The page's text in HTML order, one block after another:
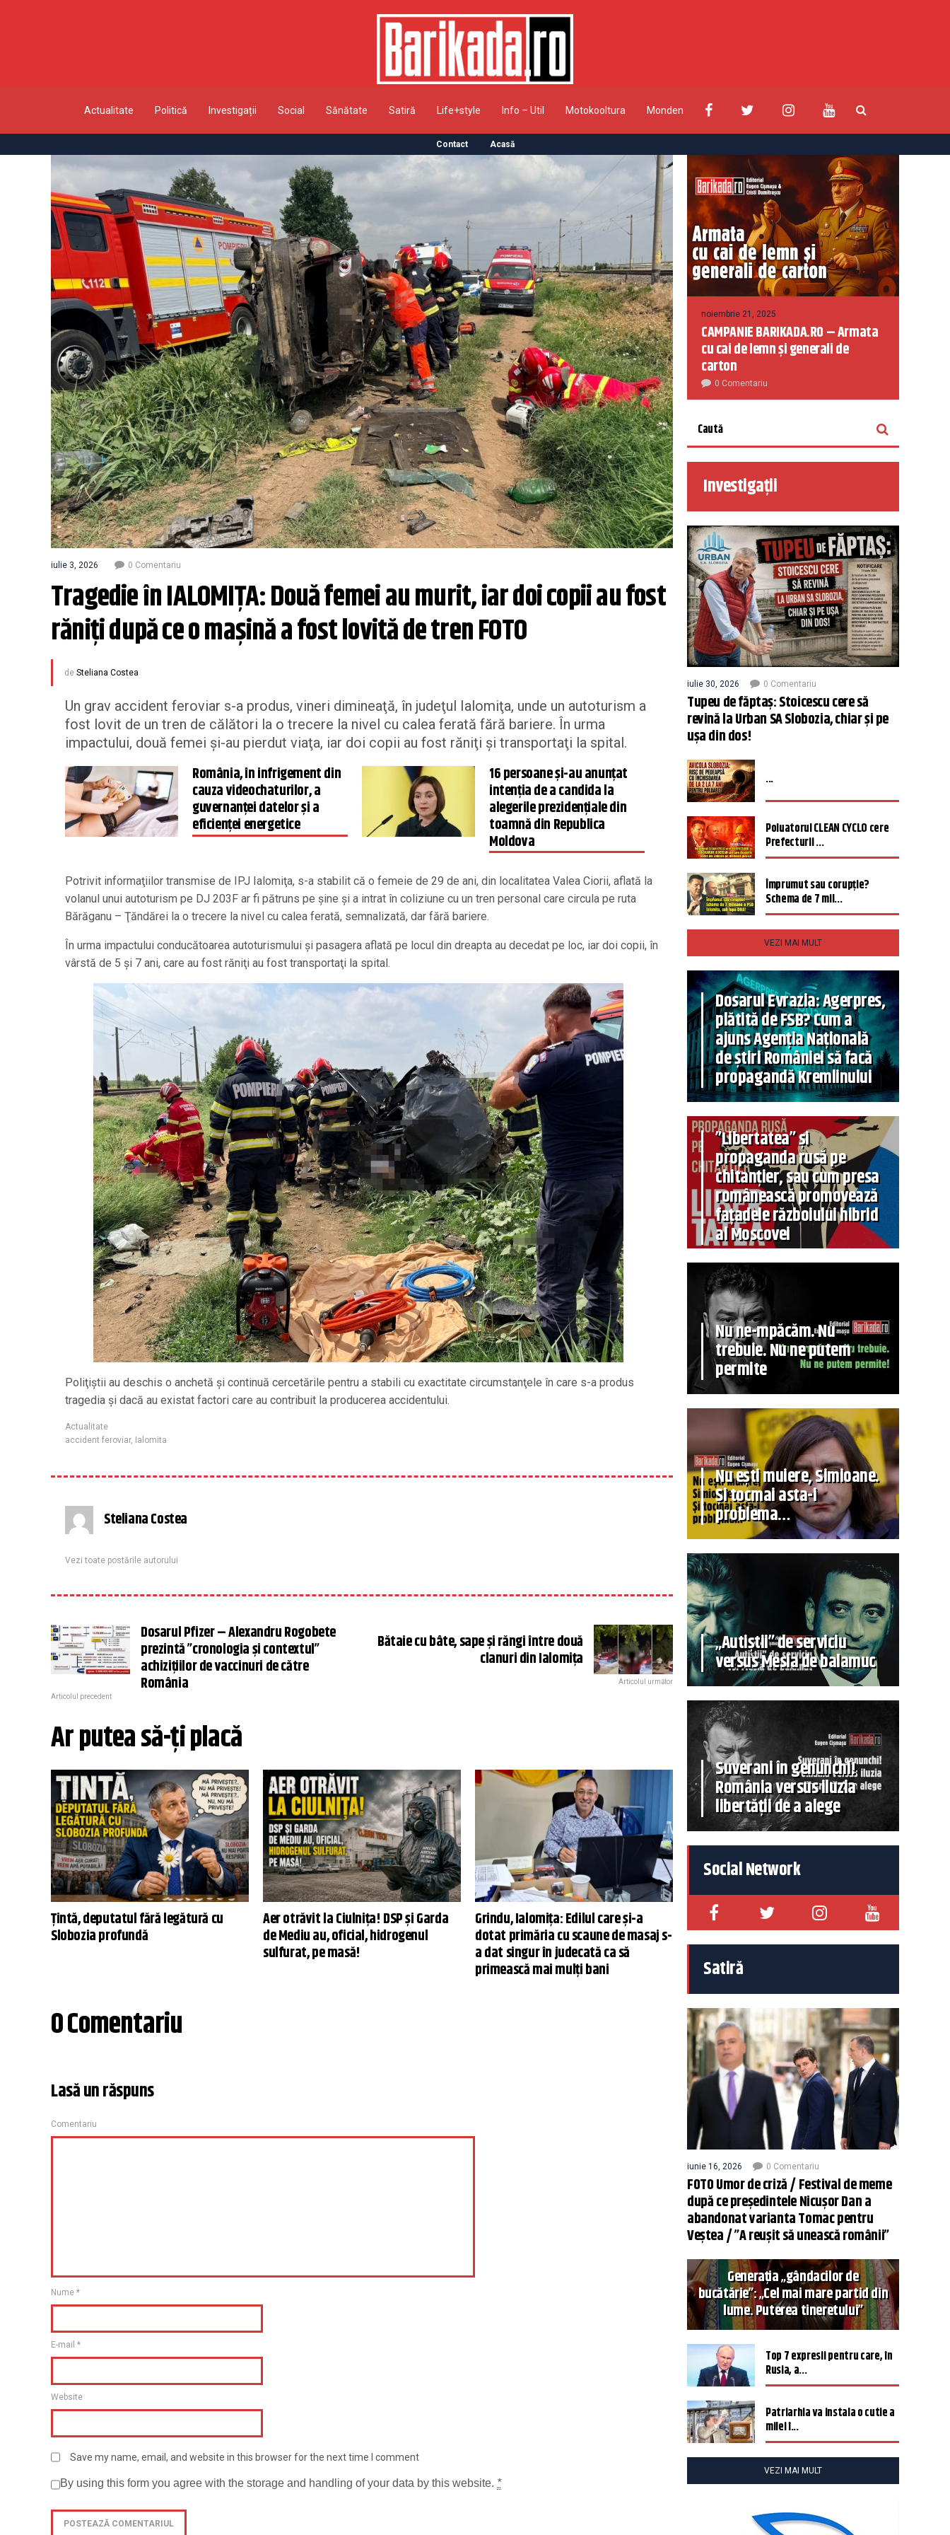
Actualitate Politică Investigații Social Sănătate Satiră Life+style Info – Util Motokooltura Monden
Contact Acasă
iulie 3, 2026 0 Comentariu
Tragedie în IALOMIŢA: Două femei au murit, iar doi copii au fost
răniţi după ce o maşină a fost lovită de tren FOTO
de Steliana Costea
Un grav accident feroviar s-a produs, vineri dimineaţă, în judeţul Ialomiţa, unde un autoturism a
fost lovit de un tren de călători la o trecere la nivel cu calea ferată fără bariere. În urma
impactului, două femei şi-au pierdut viaţa, iar doi copii au fost răniţi şi transportaţi la spital.
România, în infrigement din
cauza videochaturilor, a
guvernanței datelor și a
eficienței energetice
16 persoane și-au anunțat
intenția de a candida la
alegerile prezidențiale din
toamnă din Republica
Moldova
Potrivit informaţiilor transmise de IPJ Ialomiţa, s-a stabilit că o femeie de 29 de ani, din localitatea Valea Ciorii, aflată la
volanul unui autoturism pe DJ 203F ar fi pătruns pe şine şi a intrat în coliziune cu un tren personal care circula pe ruta
Bărăganu – Ţăndărei la o trecere la nivel cu calea ferată, semnalizată, dar fără bariere.
În urma impactului conducătoarea autoturismului şi pasagera aflată pe locul din dreapta au decedat pe loc, iar doi copii, în
vârstă de 5 şi 7 ani, care au fost răniţi au fost transportaţi la spital.
Poliţiştii au deschis o anchetă şi continuă cercetările pentru a stabili cu exactitate circumstanţele în care s-a produs
tragedia şi dacă au existat factori care au contribuit la producerea accidentului.
Actualitate
accident feroviar, Ialomita
Steliana Costea
Vezi toate postările autorului
Dosarul Pfizer – Alexandru Rogobete
prezintă ”cronologia și contextul”
achizițiilor de vaccinuri de către
România
Articolul precedent
Bătaie cu bâte, sape şi răngi între două
clanuri din Ialomiţa
Articolul următor
Ar putea să-ți placă
Țintă, deputatul fără legătură cu
Slobozia profundă
Aer otrăvit la Ciulnița! DSP și Garda
de Mediu au, oficial, hidrogenul
sulfurat, pe masă!
Grindu, Ialomița: Edilul care și-a
dotat primăria cu scaune de masaj s-
a dat singur în judecată ca să
primească mai mulți bani
0 Comentariu
Lasă un răspuns
Comentariu
Nume *
E-mail *
Website
Save my name, email, and website in this browser for the next time I comment
By using this form you agree with the storage and handling of your data by this website. *
noiembrie 21, 2025
CAMPANIE BARIKADA.RO – Armata
cu cai de lemn și generali de
carton
0 Comentariu
Investigații
iulie 30, 2026 0 Comentariu
Tupeu de făptaș: Stoicescu cere să
revină la Urban SA Slobozia, chiar și pe
ușa din dos!
...
Poluatorul CLEAN CYCLO cere
Prefecturii ...
Împrumut sau corupție?
Schema de 7 mil...
VEZI MAI MULT
Dosarul Evrazia: Agerpres,
plătită de FSB? Cum a
ajuns Agenția Națională
de știri României să facă
propagandă Kremlinului
”Libertatea” și
propaganda rusă pe
chitanțier, sau cum presa
românească promovează
fațadele războiului hibrid
al Moscovei
Nu ne-mpăcăm. Nu
trebuie. Nu ne putem
permite
Nu ești muiere, Simioane.
Și tocmai asta-i
problema…
„Autiștii” de serviciu
versus Mesia de balamuc
Suverani în genunchi!
România versus iluzia
libertății de a alege
Social Network
Satiră
iunie 16, 2026 0 Comentariu
FOTO Umor de criză / Festival de meme
după ce președintele Nicușor Dan a
abandonat varianta Tomac pentru
Veștea / ”A reușit să unească românii”
Generația „gândacilor de
bucătărie”: „Cel mai mare partid din
lume. Puterea tineretului”
Top 7 expresii pentru care, în
Rusia, a...
Patriarhia va instala o cutie a
milei î...
VEZI MAI MULT